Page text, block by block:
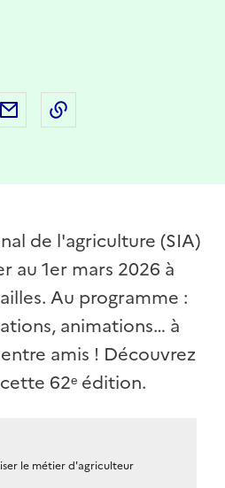
Twittersur LinkedIn
Partager par email
de l'agriculture (SIA)
au 1er mars 2026 à
Au programme :
animations… à
amis ! Découvrez
62ᵉ édition.
le métier d'agriculteur